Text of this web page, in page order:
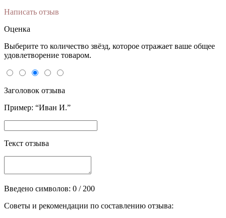
Написать отзыв
Оценка
Выберите то количество звёзд, которое отражает ваше общее
удовлетворение товаром.
Заголовок отзыва
Пример: “Иван И.”
Текст отзыва
Введено символов: 0 / 200
Советы и рекомендации по составлению отзыва: